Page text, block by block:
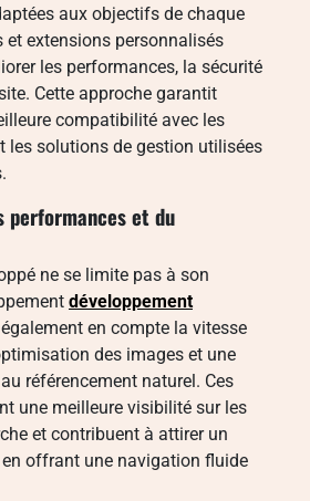
aux objectifs de chaque
et extensions personnalisés
les performances, la sécurité
Cette approche garantit
compatibilité avec les
les solutions de gestion utilisées
performances et du
ne se limite pas à son
développement
en compte la vitesse
des images et une
référencement naturel. Ces
une meilleure visibilité sur les
et contribuent à attirer un
offrant une navigation fluide